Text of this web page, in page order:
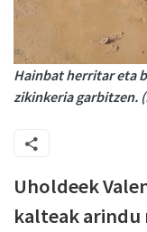
Hainbat herritar eta
zikinkeria garbitzen.
Uholdeek
kalteak